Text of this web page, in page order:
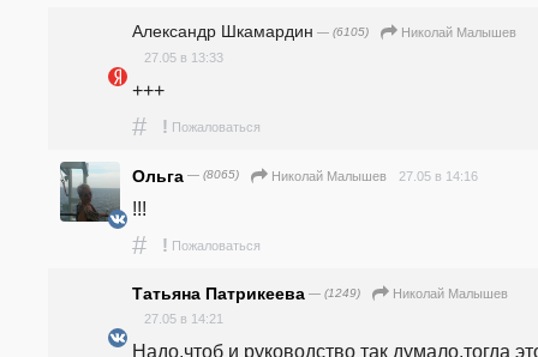
Александр Шкамардин — (6105)
Николай Малышев
27.05 в 13:33
+++
# ! Пожаловаться
Ольга — (8065) Николай Малышев 27.05 в 14:16
!!!
# ! Пожаловаться
Татьяна Патрикеева — (1249)
Николай Малышев
27.05 в 14:21
Надо,чтоб и руководство так думало,тогда